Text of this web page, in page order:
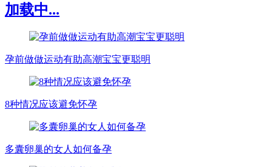
加载中...
孕前做做运动有助高潮宝宝更聪明
8种情况应该避免怀孕
多囊卵巢的女人如何备孕